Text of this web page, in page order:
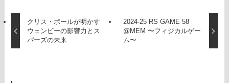
クリス・ポールが明かす
ウェンビーの影響力とス
パーズの未来
2024-25 RS GAME 58
@MEM 〜フィジカルゲー
ム〜